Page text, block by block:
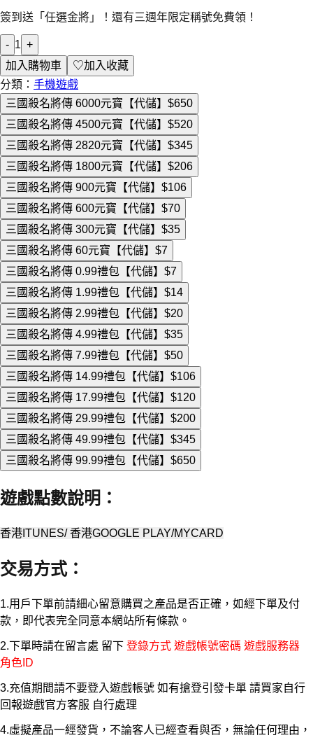
簽到送「任選金將」！還有三週年限定稱號免費領！
- 1 +
加入購物車
♡加入收藏
分類： 手機遊戲
三國殺名將傳 6000元寶【代儲】 $650
三國殺名將傳 4500元寶【代儲】 $520
三國殺名將傳 2820元寶【代儲】 $345
三國殺名將傳 1800元寶【代儲】 $206
三國殺名將傳 900元寶【代儲】 $106
三國殺名將傳 600元寶【代儲】 $70
三國殺名將傳 300元寶【代儲】 $35
三國殺名將傳 60元寶【代儲】 $7
三國殺名將傳 0.99禮包【代儲】 $7
三國殺名將傳 1.99禮包【代儲】 $14
三國殺名將傳 2.99禮包【代儲】 $20
三國殺名將傳 4.99禮包【代儲】 $35
三國殺名將傳 7.99禮包【代儲】 $50
三國殺名將傳 14.99禮包【代儲】 $106
三國殺名將傳 17.99禮包【代儲】 $120
三國殺名將傳 29.99禮包【代儲】 $200
三國殺名將傳 49.99禮包【代儲】 $345
三國殺名將傳 99.99禮包【代儲】 $650
遊戲點數說明 ：
香港ITUNES/ 香港GOOGLE PLAY/MYCARD
交易方式：
1.用戶下單前請細心留意購買之產品是否正確，如經下單及付
款，即代表完全同意本網站所有條款。
2.下單時請在留言處 留下 登錄方式 遊戲帳號密碼 遊戲服務器
角色ID
3.充值期間請不要登入遊戲帳號 如有搶登引發卡單 請買家自行
回報遊戲官方客服 自行處理
4.虛擬產品一經發貨，不論客人已經查看與否，無論任何理由，